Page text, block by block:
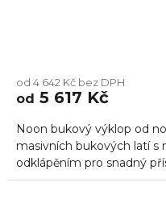
od 4 642 Kč bez DPH
od 5 617 Kč
Noon bukový výklop od
masivních bukových latí s
odklápěním pro snadný